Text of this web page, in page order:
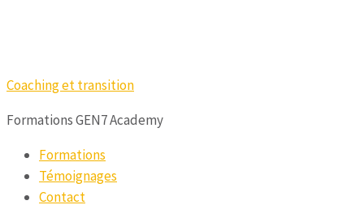
Coaching et transition
Formations GEN7 Academy
Formations
Témoignages
Contact